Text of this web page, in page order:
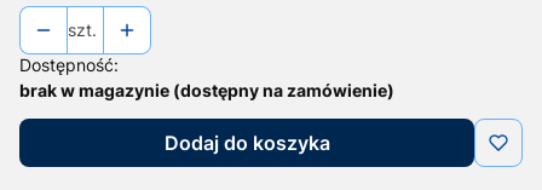
szt.
Dostępność:
brak w magazynie (dostępny na zamówienie)
Dodaj do koszyka